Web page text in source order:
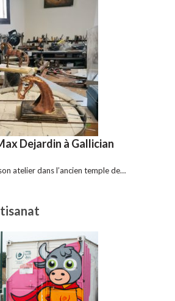
Dejardin à Gallician
atelier dans l’ancien temple de…